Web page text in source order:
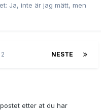
Ja, inte är jag mätt, men
NESTE
etter at du har